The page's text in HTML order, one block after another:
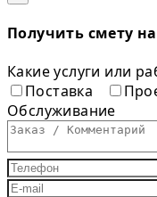
Получить смету
Какие услуги или
Поставка
Обслуживание